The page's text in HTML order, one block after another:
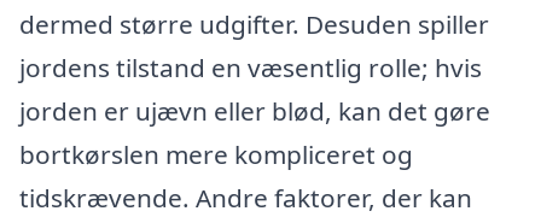
dermed større udgifter. Desuden spiller
jordens tilstand en væsentlig rolle; hvis
jorden er ujævn eller blød, kan det gøre
bortkørslen mere kompliceret og
tidskrævende. Andre faktorer, der kan